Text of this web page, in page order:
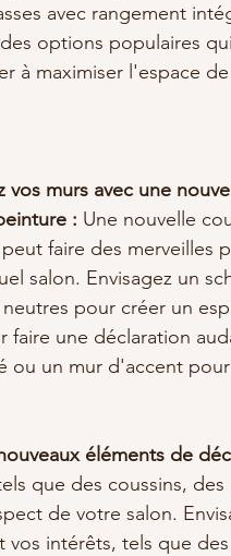
avec rangement
options populaires qui
à maximiser l'espace de
vos murs avec une
: Une nouvelle
faire des merveilles
salon. Envisagez un
pour créer un
faire une déclaration
ou un mur d'accent
éléments de
que des coussins,
de votre salon.
vos intérêts, tels que